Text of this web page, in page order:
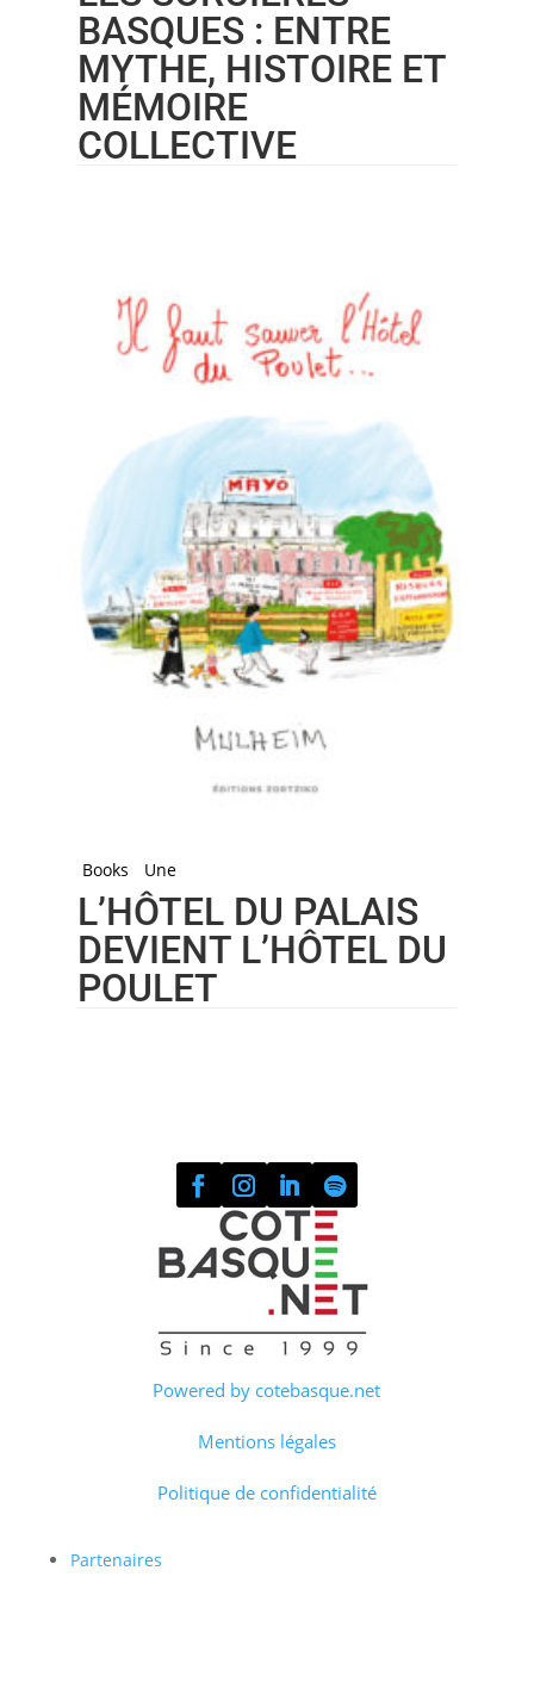
BASQUES : ENTRE
MYTHE, HISTOIRE ET
MÉMOIRE
COLLECTIVE
Books Une
L’HÔTEL DU PALAIS
DEVIENT L’HÔTEL DU
POULET
Powered by cotebasque.net
Mentions légales
Politique de confidentialité
Partenaires